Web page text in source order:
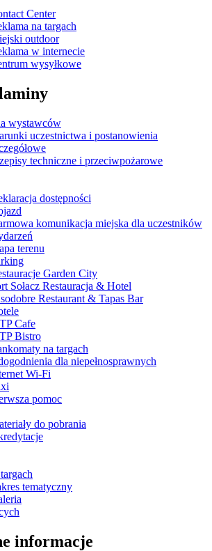
Center
na targach
outdoor
w internecie
wysyłkowe
wystawców
uczestnictwa i postanowienia
techniczne i przeciwpożarowe
dostępności
komunikacja miejska dla uczestników
terenu
Garden City
Sołacz Restauracja & Hotel
Restaurant & Tapas Bar
Cafe
Bistro
na targach
dla niepełnosprawnych
Wi-Fi
pomoc
do pobrania
tematyczny
informacje